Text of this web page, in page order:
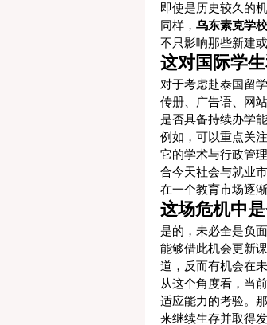
即使是历史较久的
同样， 乌东素克学校
不只影响那些新建
这对国际学
对于考虑赴泰国留
传册、广告语、网
是否具备持续办学能
例如，可以重点关
它的学术与行政管
合今天社会与就业
在一个教育市场逐
这场危机中
是的，未必全是负
能够借此机会更新
道，反而有机会在
从这个角度看，当
适应能力的考验。
来继续生存并取得发